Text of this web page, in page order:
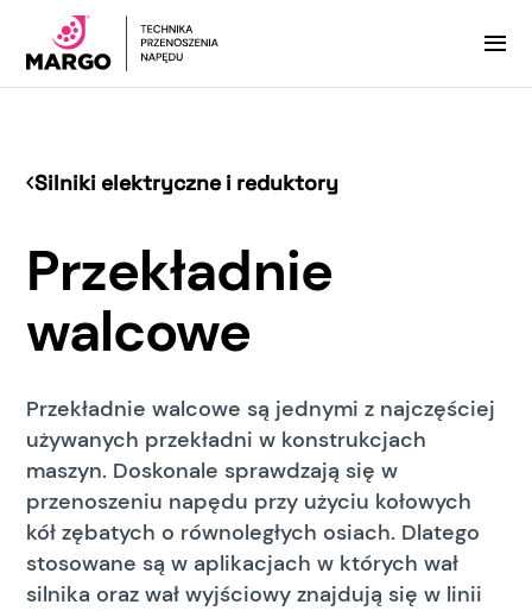
Silniki elektryczne i reduktory
Przekładnie
walcowe
Przekładnie walcowe są jednymi z najczęściej
używanych przekładni w konstrukcjach
maszyn. Doskonale sprawdzają się w
przenoszeniu napędu przy użyciu kołowych
kół zębatych o równoległych osiach. Dlatego
stosowane są w aplikacjach w których wał
silnika oraz wał wyjściowy znajdują się w linii